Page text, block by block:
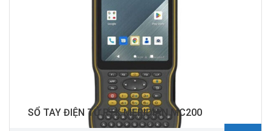
SỔ TAY ĐIỆN TỬ RTK MERIDIAN MC200